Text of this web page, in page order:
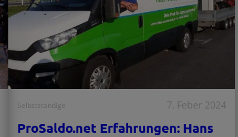
Selbstständige 7. Feber 2024
ProSaldo.net Erfahrungen: Hans